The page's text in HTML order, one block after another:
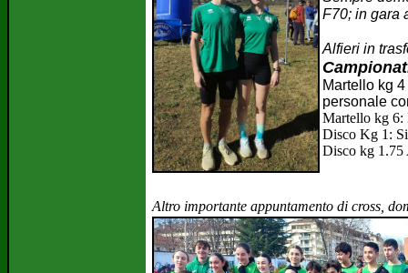
F70; in gara
Alfieri in
Martello kg 4
personale
Martello kg 6:
Disco Kg 1:
Disco kg 1.75
Altro importante appuntamento di cross,